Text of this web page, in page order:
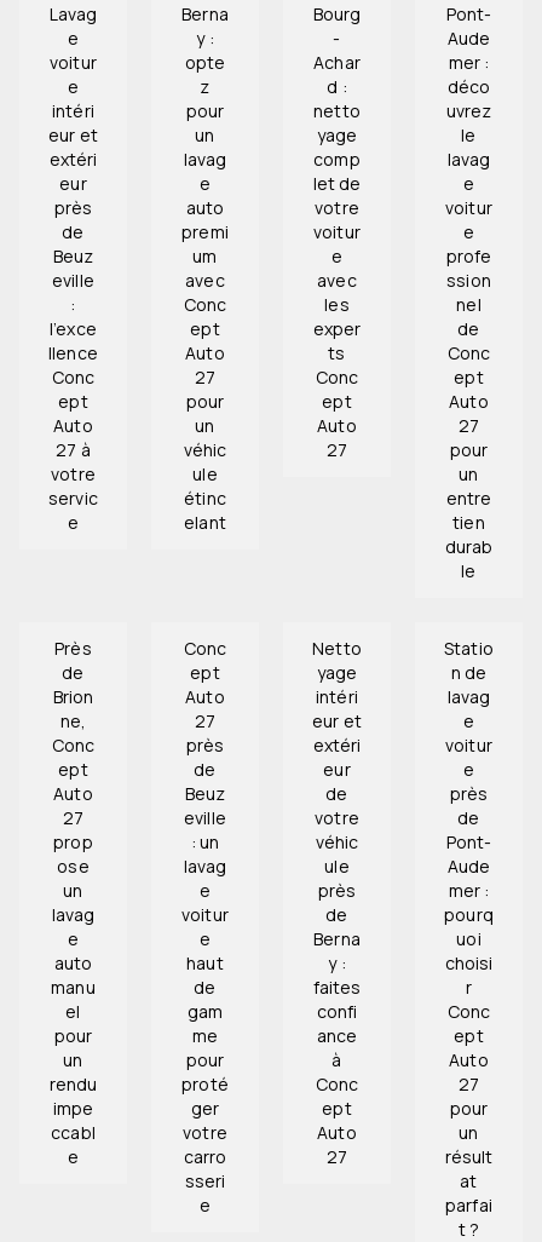
Lavag
e
voitur
e
intéri
eur et
extéri
eur
près
de
Beuz
eville
:
l’exce
llence
Conc
ept
Auto
27 à
votre
servic
e
Berna
y :
opte
z
pour
un
lavag
e
auto
premi
um
avec
Conc
ept
Auto
27
pour
un
véhic
ule
étinc
elant
Bourg
-
Achar
d :
netto
yage
comp
let de
votre
voitur
e
avec
les
exper
ts
Conc
ept
Auto
27
Pont-
Aude
mer :
déco
uvrez
le
lavag
e
voitur
e
profe
ssion
nel
de
Conc
ept
Auto
27
pour
un
entre
tien
durab
le
Près
de
Brion
ne,
Conc
ept
Auto
27
prop
ose
un
lavag
e
auto
manu
el
pour
un
rendu
impe
ccabl
e
Conc
ept
Auto
27
près
de
Beuz
eville
: un
lavag
e
voitur
e
haut
de
gam
me
pour
proté
ger
votre
carro
sseri
e
Netto
yage
intéri
eur et
extéri
eur
de
votre
véhic
ule
près
de
Berna
y :
faites
confi
ance
à
Conc
ept
Auto
27
Statio
n de
lavag
e
voitur
e
près
de
Pont-
Aude
mer :
pourq
uoi
choisi
r
Conc
ept
Auto
27
pour
un
résult
at
parfai
t ?